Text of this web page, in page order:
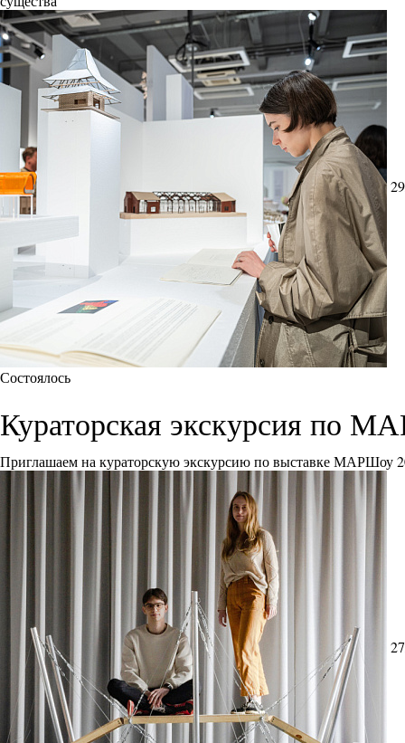
Состоялось
Кураторская экскурсия по
Приглашаем на кураторскую экскурсию по выставке МАРШоу